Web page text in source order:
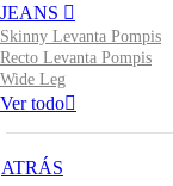
JEANS
Skinny Levanta Pompis
Recto Levanta Pompis
Wide Leg
Ver todo
ATRÁS